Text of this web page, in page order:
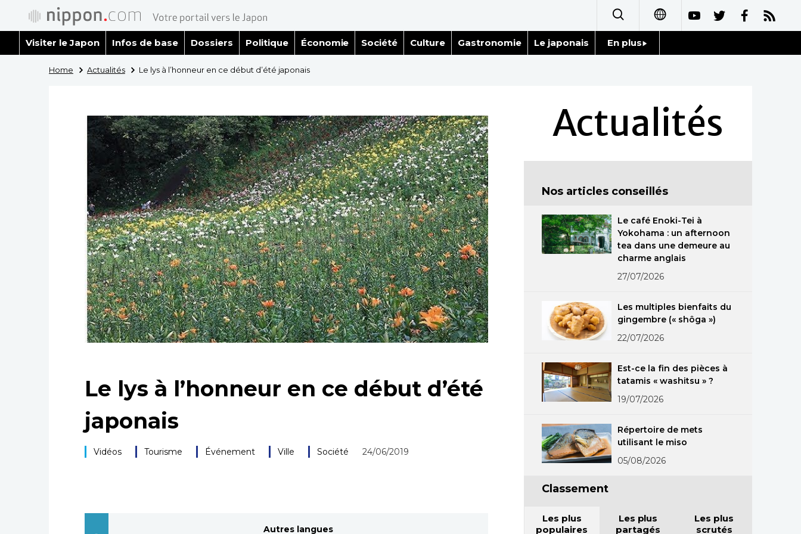
简体字
繁體字
العربية
Русский
Visiter le Japon Infos de base Dossiers Politique Économie Société Culture Gastronomie Le japonais En plus
Personnages
Chroniques
Images
Vidéos
Tokyo
Home Actualités Le lys à l’honneur en ce début d’été japonais
Le lys à l’honneur en ce début d’été
japonais
Vidéos Tourisme Événement Ville Société 24/06/2019
Autres langues
Actualités
Nos articles conseillés
Le café Enoki-Tei à
Yokohama : un afternoon
tea dans une demeure au
charme anglais
27/07/2026
Les multiples bienfaits du
gingembre (« shôga »)
22/07/2026
Est-ce la fin des pièces à
tatamis « washitsu » ?
19/07/2026
Répertoire de mets
utilisant le miso
05/08/2026
Classement
Les plus
populaires
Les plus
partagés
Les plus
scrutés